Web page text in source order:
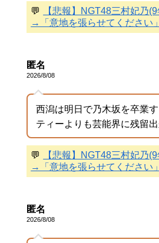
💬
【悲報】NGT48三村妃乃
→「意地を張らせてください
匿名
2026/8/08
西潟は明日で乃木坂を卒業
ティーよりも芸能界に残留
💬
【悲報】NGT48三村妃乃
→「意地を張らせてください
匿名
2026/8/08